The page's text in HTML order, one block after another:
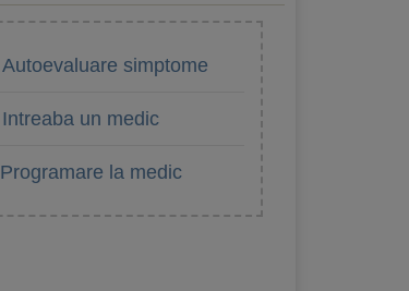
Autoevaluare simptome
Intreaba un medic
Programare la medic